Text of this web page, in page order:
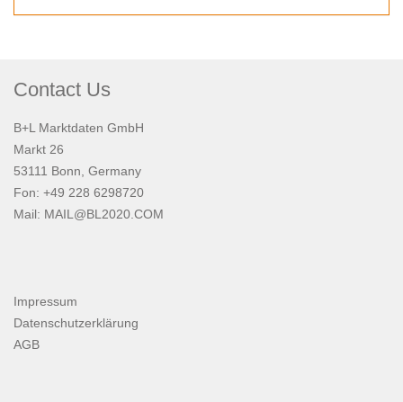
Contact Us
B+L Marktdaten GmbH
Markt 26
53111 Bonn, Germany
Fon: +49 228 6298720
Mail: MAIL@BL2020.COM
Impressum
Datenschutzerklärung
AGB